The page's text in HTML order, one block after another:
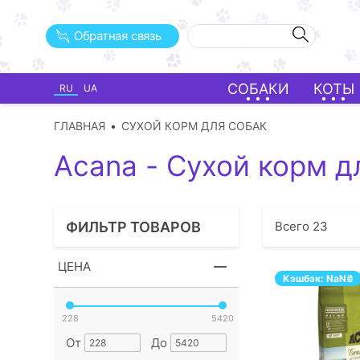
Обратная связь
RU UA СОБАКИ КОТЫ
ГЛАВНАЯ СУХОЙ КОРМ ДЛЯ СОБАК
Acana - Сухой корм
ФИЛЬТР ТОВАРОВ
ЦЕНА
228 5420
От До
Всего 23
Кэшбэк: NaN₴